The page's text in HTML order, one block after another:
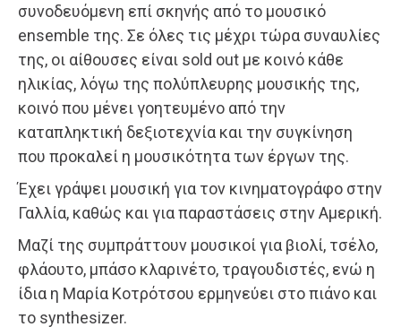
συνοδευόμενη επί σκηνής από το μουσικό
ensemble της. Σε όλες τις μέχρι τώρα συναυλίες
της, οι αίθουσες είναι sold out με κοινό κάθε
ηλικίας, λόγω της πολύπλευρης μουσικής της,
κοινό που μένει γοητευμένο από την
καταπληκτική δεξιοτεχνία και την συγκίνηση
που προκαλεί η μουσικότητα των έργων της.
Έχει γράψει μουσική για τον κινηματογράφο στην
Γαλλία, καθώς και για παραστάσεις στην Αμερική.
Μαζί της συμπράττουν μουσικοί για βιολί, τσέλο,
φλάουτο, μπάσο κλαρινέτο, τραγουδιστές, ενώ η
ίδια η Μαρία Κοτρότσου ερμηνεύει στο πιάνο και
το synthesizer.